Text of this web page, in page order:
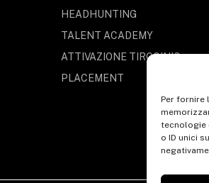
Per fornire
tecnologie
o ID unici
HEADHUNTING
TALENT ACADEMY
ATTIVAZIONE TIROCINIO
PLACEMENT